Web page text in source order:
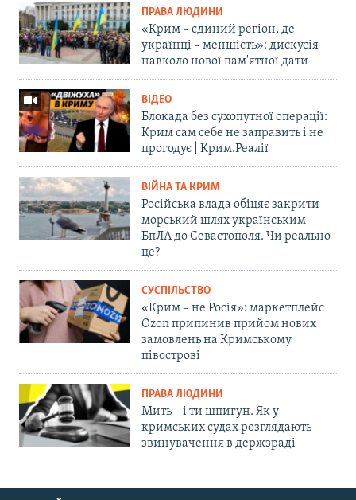
ПРАВА ЛЮДИНИ
«Крим – єдиний регіон, де
українці – меншість»: дискусія
навколо нової пам'ятної дати
ВІДЕО
Блокада без сухопутної операції:
Крим сам себе не заправить і не
прогодує | Крим.Реалії
ВІЙНА ТА КРИМ
Російська влада обіцяє закрити
морський шлях українським
БпЛА до Севастополя. Чи реально
це?
СУСПІЛЬСТВО
«Крим – не Росія»: маркетплейс
Ozon припинив прийом нових
замовлень на Кримському
півострові
ПРАВА ЛЮДИНИ
Мить – і ти шпигун. Як у
кримських судах розглядають
звинувачення в держзраді